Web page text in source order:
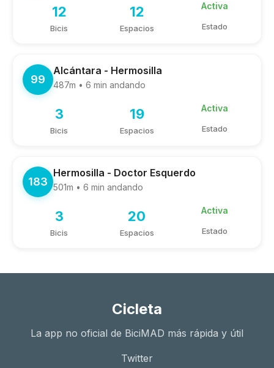
12
Bicis
12
Espacios
Activa
Estado
99
Alcántara - Hermosilla
487m • 6 min andando
3
Bicis
19
Espacios
Activa
Estado
183
Hermosilla - Doctor Esquerdo
501m • 6 min andando
3
Bicis
20
Espacios
Activa
Estado
Cicleta
La app no oficial de BiciMAD más rápida y útil
Twitter